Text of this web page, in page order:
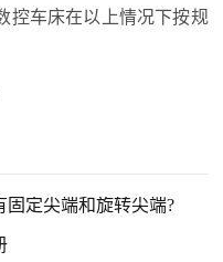
控车床在以上情况下按规
固定尖端和旋转尖端?